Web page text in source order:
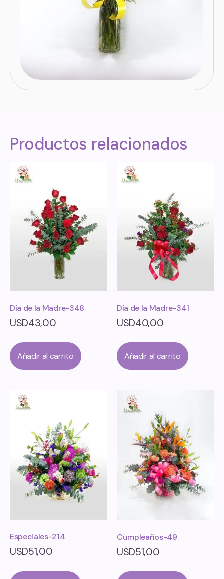
Productos relacionados
Día de la Madre-348
USD43,00
Añadir al carrito
Día de la Madre-341
USD40,00
Añadir al carrito
Especiales-214
USD51,00
Cumpleaños-49
USD51,00